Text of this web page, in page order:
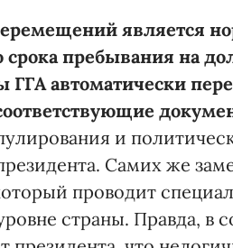
является
срока пребывания на
ГГА автоматически
и
Самих же
проводит
страны. Правда, в